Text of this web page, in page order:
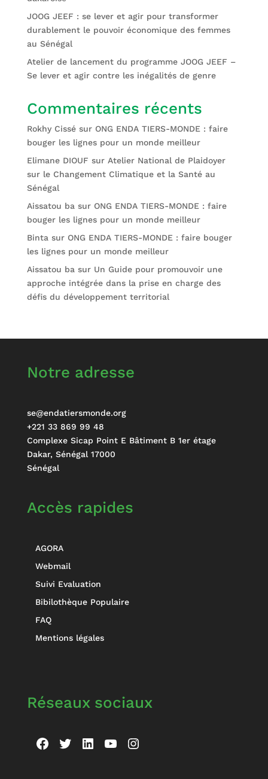
JOOG JEEF : se lever et agir pour transformer
durablement le pouvoir économique des femmes
au Sénégal
Atelier de lancement du programme JOOG JEEF –
Se lever et agir contre les inégalités de genre
Commentaires récents
Rokhy Cissésur ONG ENDA TIERS-MONDE : faire
bouger les lignes pour un monde meilleur
Elimane DIOUF sur Atelier National de Plaidoyer
sur le Changement Climatique et la Santé au
Sénégal
Aissatou ba sur ONG ENDA TIERS-MONDE : faire
bouger les lignes pour un monde meilleur
Binta sur ONG ENDA TIERS-MONDE : faire bouger
les lignes pour un monde meilleur
Aissatou ba sur Un Guide pour promouvoir une
approche intégrée dans la prise en charge des
défis du développement territorial
Notre adresse
se@endatiersmonde.org
+221 33 869 99 48
Complexe Sicap Point E Bâtiment B 1er étage
Dakar, Sénégal 17000
Sénégal
Accès rapides
AGORA
Webmail
Suivi Evaluation
Bibilothèque Populaire
FAQ
Mentions légales
Réseaux sociaux
Facebook
Twitter
LinkedIn
YouTubeInstagram